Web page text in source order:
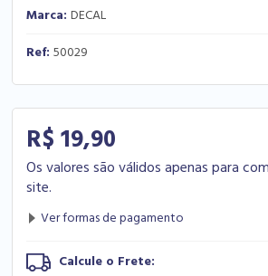
Marca:DECAL
Ref:50029
R$ 19,90
Os valores são válidos apenas para
site.